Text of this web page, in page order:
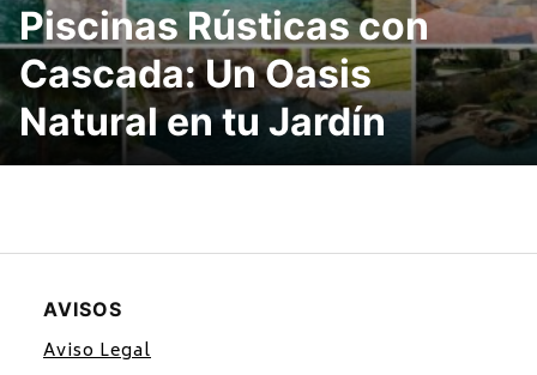
Piscinas Rústicas con
Cascada: Un Oasis
Natural en tu Jardín
AVISOS
Aviso Legal